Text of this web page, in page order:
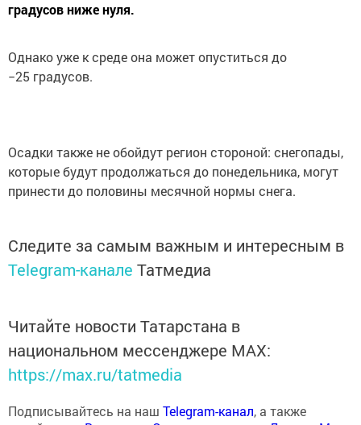
градусов ниже нуля.
Однако уже к среде она может опуститься до
−25 градусов.
Осадки также не обойдут регион стороной: снегопады,
которые будут продолжаться до понедельника, могут
принести до половины месячной нормы снега.
Следите за самым важным и интересным в
Telegram-канале Татмедиа
Читайте новости Татарстана в
национальном мессенджере MАХ:
https://max.ru/tatmedia
Подписывайтесь на наш Telegram-канал, а также